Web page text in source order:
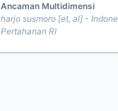
Ancaman Multidimensi
harjo susmoro [et, al] -
Pertahanan RI